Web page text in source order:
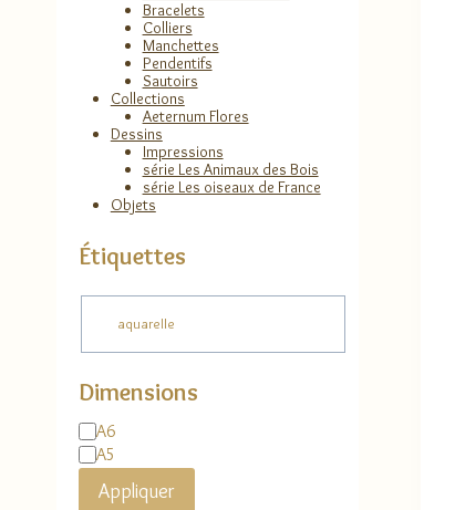
Bracelets
Colliers
Manchettes
Pendentifs
Sautoirs
Collections
Aeternum Flores
Dessins
Impressions
série Les Animaux des Bois
série Les oiseaux de France
Objets
Étiquettes
Étiquette
aquarelle
Dimensions
Dimensions
A6
A5
Appliquer